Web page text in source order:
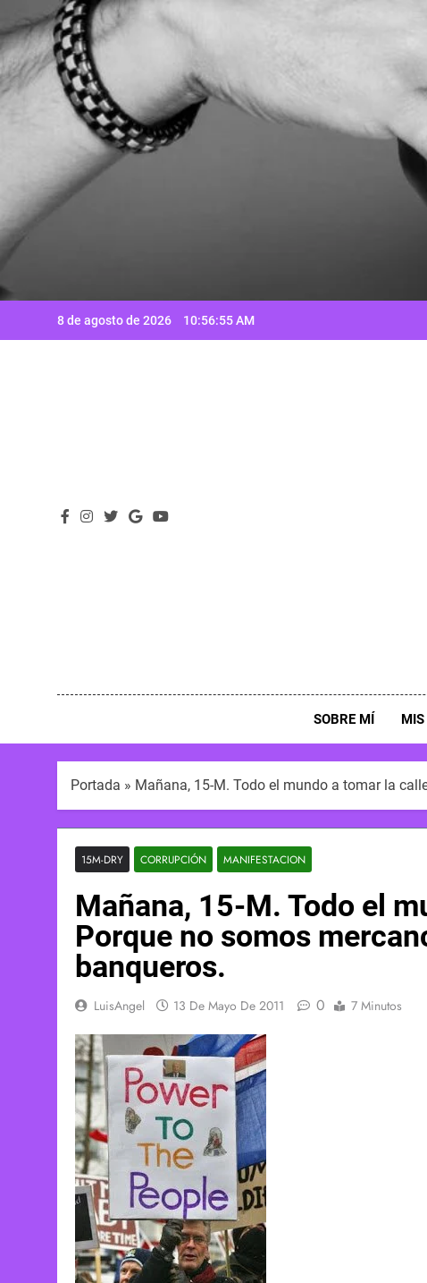
al
contenido
8 de agosto de 2026 10:56:56 AM
SOBRE MÍ MIS
Portada » Mañana, 15-M. Todo el mundo a tomar la
15M-DRY CORRUPCIÓN MANIFESTACION
Mañana, 15-M. Todo el
Porque no somos
banqueros.
LuisAngel 13 De Mayo De 2011 0 7 Minutos